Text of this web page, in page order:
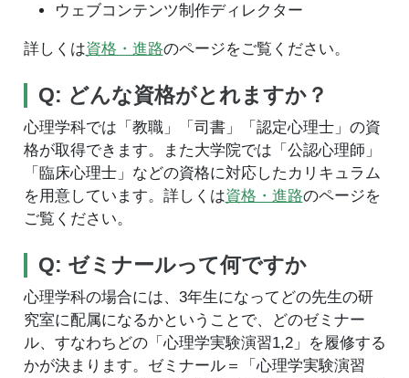
ウェブコンテンツ制作ディレクター
詳しくは資格・進路のページをご覧ください。
Q: どんな資格がとれますか？
心理学科では「教職」「司書」「認定心理士」の資
格が取得できます。また大学院では「公認心理師」
「臨床心理士」などの資格に対応したカリキュラム
を用意しています。詳しくは資格・進路のページを
ご覧ください。
Q: ゼミナールって何ですか
心理学科の場合には、3年生になってどの先生の研
究室に配属になるかということで、どのゼミナー
ル、すなわちどの「心理学実験演習1,2」を履修する
かが決まります。ゼミナール＝「心理学実験演習